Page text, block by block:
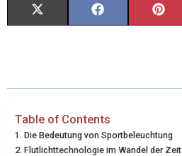
W
T
E
O
T
R
Table of Contents
Die Bedeutung von Sportbeleuchtung
Flutlichttechnologie im Wandel der Zeit